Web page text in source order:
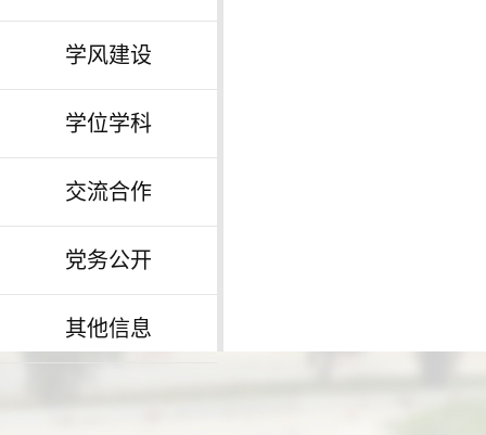
学风建设
学位学科
交流合作
党务公开
其他信息